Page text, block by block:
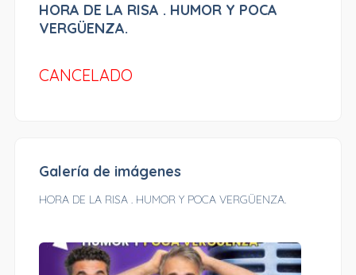
HORA DE LA RISA . HUMOR Y POCA
VERGÜENZA.
CANCELADO
Galería de imágenes
HORA DE LA RISA . HUMOR Y POCA VERGÜENZA.